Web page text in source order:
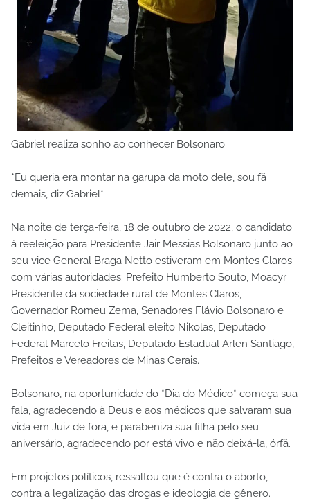
Gabriel realiza sonho ao conhecer Bolsonaro
*Eu queria era montar na garupa da moto dele, sou fã
demais, diz Gabriel*
Na noite de terça-feira, 18 de outubro de 2022, o candidato
à reeleição para Presidente Jair Messias Bolsonaro junto ao
seu vice General Braga Netto estiveram em Montes Claros
com várias autoridades: Prefeito Humberto Souto, Moacyr
Presidente da sociedade rural de Montes Claros,
Governador Romeu Zema, Senadores Flávio Bolsonaro e
Cleitinho, Deputado Federal eleito Nikolas, Deputado
Federal Marcelo Freitas, Deputado Estadual Arlen Santiago,
Prefeitos e Vereadores de Minas Gerais.
Bolsonaro, na oportunidade do *Dia do Médico* começa sua
fala, agradecendo à Deus e aos médicos que salvaram sua
vida em Juiz de fora, e parabeniza sua filha pelo seu
aniversário, agradecendo por está vivo e não deixá-la, órfã.
Em projetos políticos, ressaltou que é contra o aborto,
contra a legalização das drogas e ideologia de gênero.